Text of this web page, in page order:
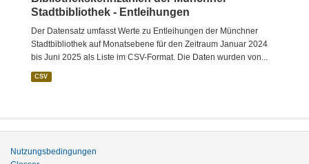
Stadtbibliothek - Entleihungen
Der Datensatz umfasst Werte zu Entleihungen der Münchner
Stadtbibliothek auf Monatsebene für den Zeitraum Januar 2024
bis Juni 2025 als Liste im CSV-Format. Die Daten wurden von...
CSV
Nutzungsbedingungen